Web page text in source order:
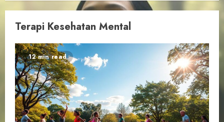
Terapi Kesehatan Mental
12 min read